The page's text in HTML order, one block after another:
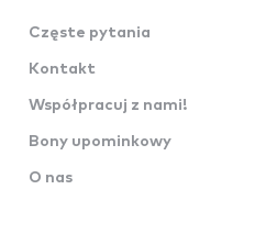
Częste pytania
Kontakt
Współpracuj z nami!
Bony upominkowy
O nas